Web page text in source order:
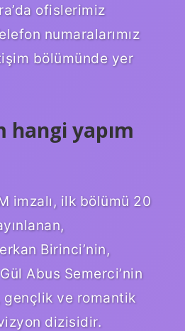
ofislerimiz
numaralarımız
bölümünde yer
hangi yapım
imzalı, ilk bölümü 20
Birinci’nin,
Abus Semerci’nin
ve romantik
dizisidir.